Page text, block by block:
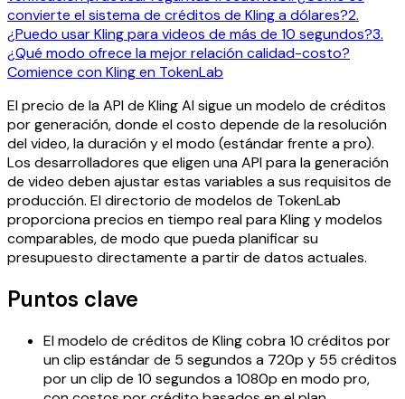
convierte el sistema de créditos de Kling a dólares?2.
¿Puedo usar Kling para videos de más de 10 segundos?3.
¿Qué modo ofrece la mejor relación calidad-costo?
Comience con Kling en TokenLab
El precio de la API de Kling AI sigue un modelo de créditos
por generación, donde el costo depende de la resolución
del video, la duración y el modo (estándar frente a pro).
Los desarrolladores que eligen una API para la generación
de video deben ajustar estas variables a sus requisitos de
producción. El directorio de modelos de TokenLab
proporciona precios en tiempo real para Kling y modelos
comparables, de modo que pueda planificar su
presupuesto directamente a partir de datos actuales.
Puntos clave
El modelo de créditos de Kling cobra 10 créditos por
un clip estándar de 5 segundos a 720p y 55 créditos
por un clip de 10 segundos a 1080p en modo pro,